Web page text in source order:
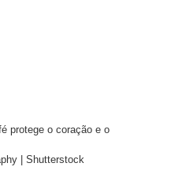
protege o coração e o
| Shutterstock